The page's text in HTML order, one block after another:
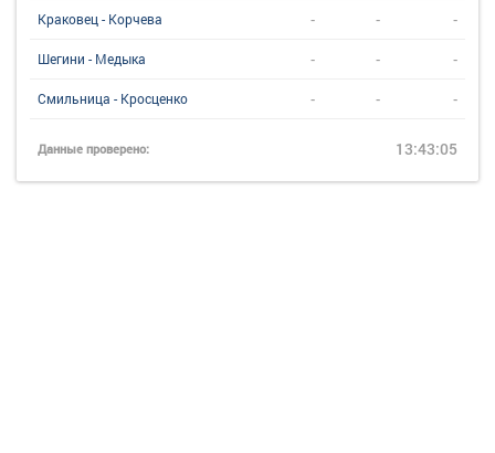
Краковец - Корчева - - -
Шегини - Медыка - - -
Смильница - Кросценко - - -
Данные проверено: 13:43:05